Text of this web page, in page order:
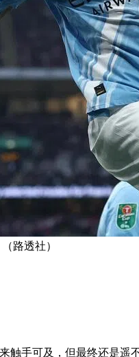
路透社）
触手可及，但最终还是遥